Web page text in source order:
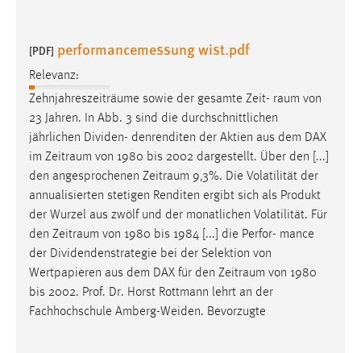
[PDF] performancemessung wist.pdf
Relevanz:
Zehnjahreszeiträume sowie der gesamte Zeit- raum von
23 Jahren. In Abb. 3 sind die durchschnittlichen
jährlichen Dividen- denrenditen der Aktien aus dem DAX
im Zeitraum von 1980 bis 2002 dargestellt. Über den [...]
den angesprochenen Zeitraum 9,3%. Die Volatilität der
annualisierten stetigen Renditen ergibt sich als Produkt
der Wurzel aus zwölf und der monatlichen Volatilität. Für
den Zeitraum von 1980 bis 1984 [...] die Perfor- mance
der Dividendenstrategie bei der Selektion von
Wertpapieren aus dem DAX für den Zeitraum von 1980
bis 2002. Prof. Dr. Horst Rottmann lehrt an der
Fachhochschule Amberg-Weiden. Bevorzugte